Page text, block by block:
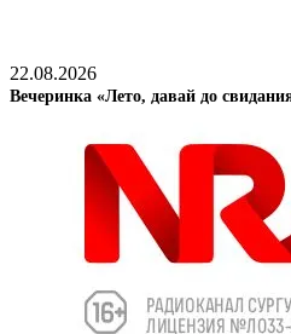
22.08.2026
Вечеринка «Лето, давай до